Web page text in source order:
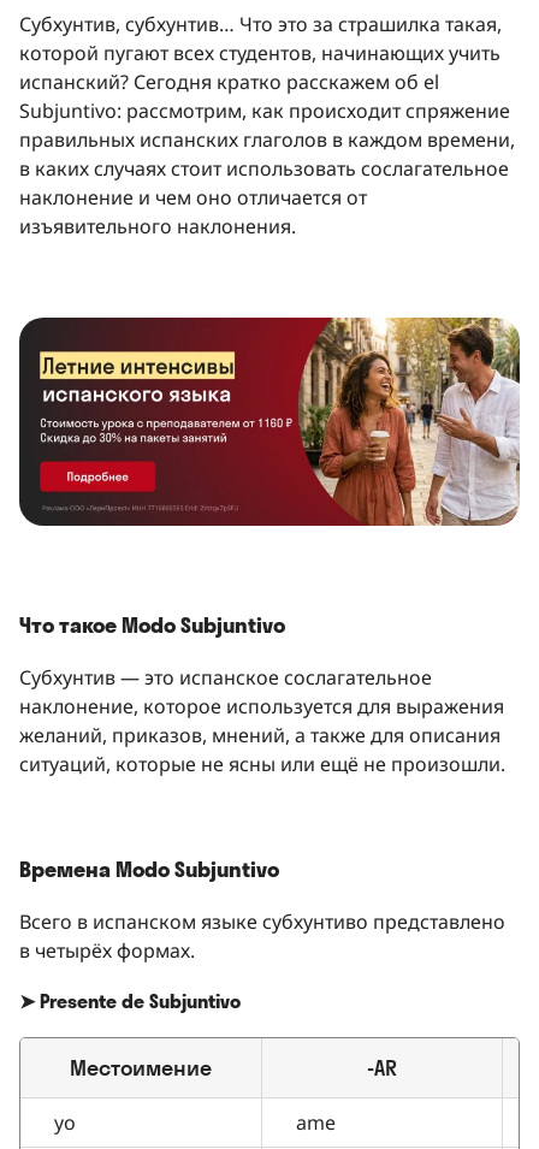
Субхунтив, субхунтив… Что это за страшилка такая,
которой пугают всех студентов, начинающих учить
испанский? Сегодня кратко расскажем об el
Subjuntivo: рассмотрим, как происходит спряжение
правильных испанских глаголов в каждом времени,
в каких случаях стоит использовать сослагательное
наклонение и чем оно отличается от
изъявительного наклонения.
Что такое Modo Subjuntivo
Субхунтив — это испанское сослагательное
наклонение, которое используется для выражения
желаний, приказов, мнений, а также для описания
ситуаций, которые не ясны или ещё не произошли.
Времена Modo Subjuntivo
Всего в испанском языке субхунтиво представлено
в четырёх формах.
➤ Presente de Subjuntivo
Местоимение -AR
yo ame